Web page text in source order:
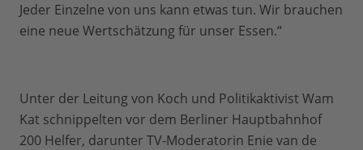
Jeder Einzelne von uns kann etwas tun. Wir brauchen
eine neue Wertschätzung für unser Essen.“
Unter der Leitung von Koch und Politikaktivist Wam
Kat schnippelten vor dem Berliner Hauptbahnhof
200 Helfer, darunter TV-Moderatorin Enie van de